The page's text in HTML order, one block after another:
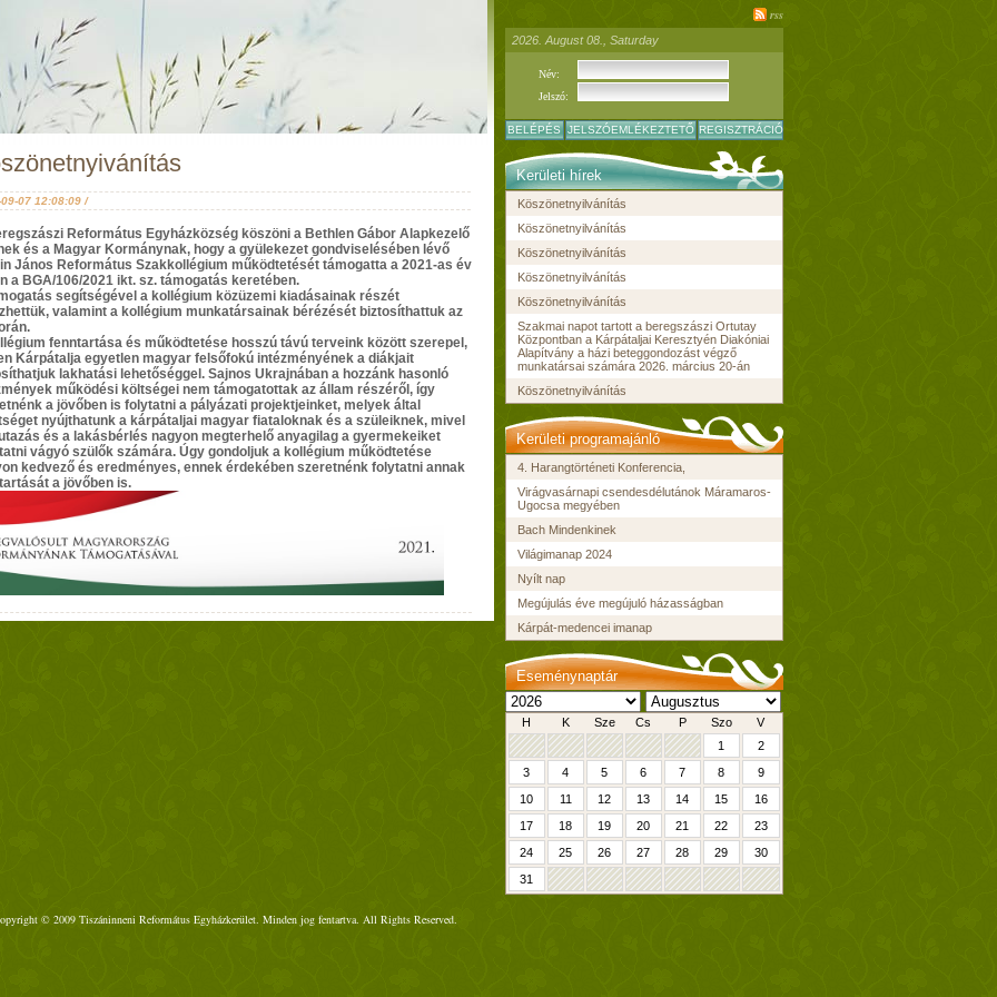
07 12:08:09 /
Református Egyházközség köszöni a Bethlen Gábor Alapkezelő
és a Magyar Kormánynak, hogy a gyülekezet gondviselésében lévő
János Református Szakkollégium működtetését támogatta a 2021-as év
a BGA/106/2021 ikt. sz. támogatás keretében.
segítségével a kollégium közüzemi kiadásainak részét
valamint a kollégium munkatársainak bérézését biztosíthattuk az
fenntartása és működtetése hosszú távú terveink között szerepel,
Kárpátalja egyetlen magyar felsőfokú intézményének a diákjait
lakhatási lehetőséggel. Sajnos Ukrajnában a hozzánk hasonló
működési költségei nem támogatottak az állam részéről, így
a jövőben is folytatni a pályázati projektjeinket, melyek által
nyújthatunk a kárpátaljai magyar fiataloknak és a szüleiknek, mivel
és a lakásbérlés nagyon megterhelő anyagilag a gyermekeiket
vágyó szülők számára. Úgy gondoljuk a kollégium működtetése
kedvező és eredményes, ennek érdekében szeretnénk folytatni annak
a jövőben is.
rss
2026. August 08., Saturday
Név:
Jelszó:
BELÉPÉS JELSZÓEMLÉKEZTETŐ REGISZTRÁCIÓ
Kerületi hírek
Köszönetnyilvánítás
Köszönetnyilvánítás
Köszönetnyilvánítás
Köszönetnyilvánítás
Köszönetnyilvánítás
Szakmai napot tartott a beregszászi Ortutay
Központban a Kárpátaljai Keresztyén Diakóniai
Alapítvány a házi beteggondozást végző
munkatársai számára 2026. március 20-án
Köszönetnyilvánítás
Kerületi programajánló
4. Harangtörténeti Konferencia,
Virágvasárnapi csendesdélutánok Máramaros-
Ugocsa megyében
Bach Mindenkinek
Világimanap 2024
Nyílt nap
Megújulás éve megújuló házasságban
Kárpát-medencei imanap
Eseménynaptár
H K Sze Cs P Szo
V
1
2
3
4 5 6 7 8
9
10
11 12 13 14 15
16
17
18 19 20 21 22
23
24
25 26 27 28 29
30
31
© 2009 Tiszáninneni Református Egyházkerület. Minden jog fentartva. All Rights Reserved.